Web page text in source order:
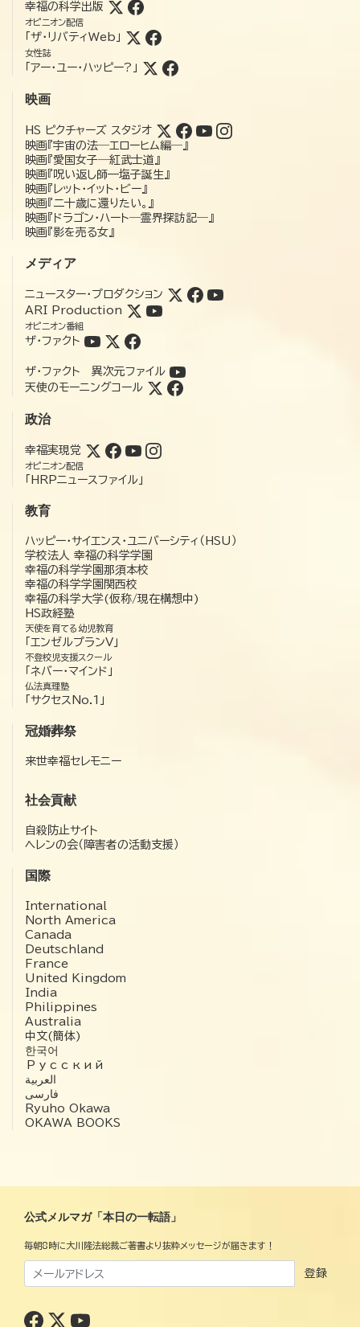
幸福の科学出版
オピニオン配信
「ザ・リバティWeb」
女性誌
「アー・ユー・ハッピー?」
映画
HS ピクチャーズ スタジオ
映画『宇宙の法―エローヒム編―』
映画『愛国女子―紅武士道』
映画『呪い返し師—塩子誕生』
映画『レット・イット・ビー』
映画『二十歳に還りたい。』
映画『ドラゴン・ハート―霊界探訪記―』
映画『影を売る女』
メディア
ニュースター・プロダクション
ARI Production
オピニオン番組
ザ・ファクト
ザ・ファクト 異次元ファイル
天使のモーニングコール
政治
幸福実現党
オピニオン配信
「HRPニュースファイル」
教育
ハッピー・サイエンス・ユニバーシティ（HSU）
学校法人 幸福の科学学園
幸福の科学学園那須本校
幸福の科学学園関西校
幸福の科学大学(仮称/現在構想中)
HS政経塾
天使を育てる幼児教育
「エンゼルプランV」
不登校児支援スクール
「ネバー・マインド」
仏法真理塾
「サクセスNo.1」
冠婚葬祭
来世幸福セレモニー
社会貢献
自殺防止サイト
ヘレンの会（障害者の活動支援）
国際
International
North America
Canada
Deutschland
France
United Kingdom
India
Philippines
Australia
中文(簡体)
한국어
Русский
العربية‏
فارسی
Ryuho Okawa
OKAWA BOOKS
公式メルマガ「本日の一転語」
毎朝8時に大川隆法総裁ご著書より抜粋メッセージが届きます！
登録